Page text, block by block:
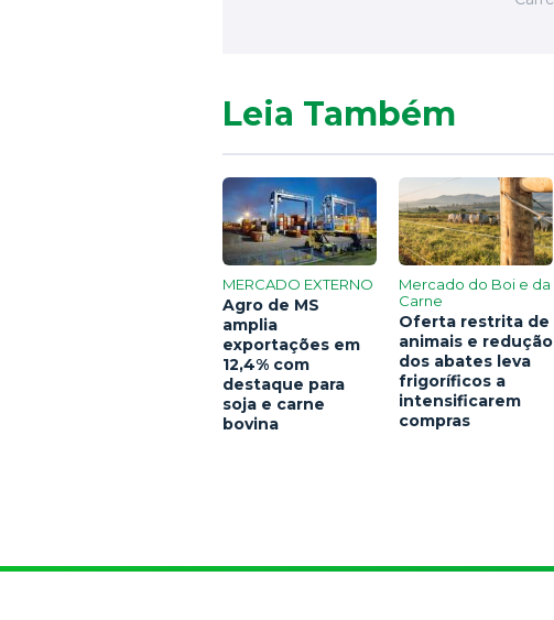
Leia Também
MERCADO EXTERNO
Agro de MS
amplia
exportações em
12,4% com
destaque para
soja e carne
bovina
Mercado do Boi e da
Carne
Oferta restrita de
animais e redução
dos abates leva
frigoríficos a
intensificarem
compras